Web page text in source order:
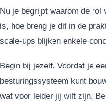
Nu je begrijpt waarom de rol
is, hoe breng je dit in de
scale-ups blijken enkele
Begin bij jezelf. Voordat je
besturingssysteem kunt
wat voor leider jij wilt zijn.